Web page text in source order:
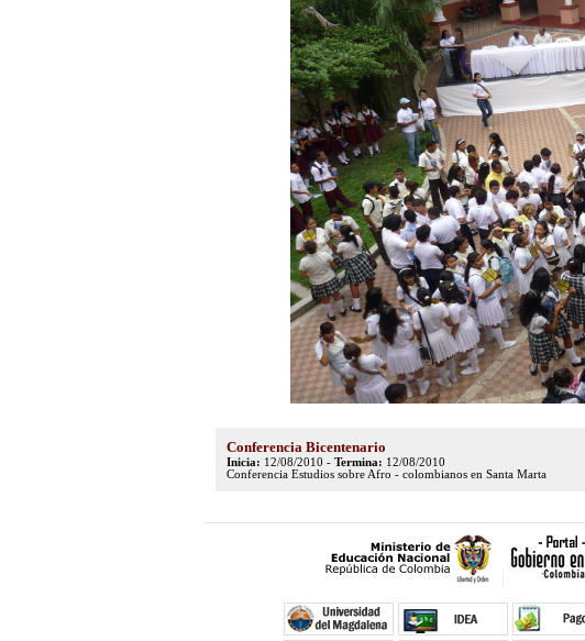
Conferencia Bicentenario
Inicia: 12/08/2010 - Termina: 12/08/2010
Conferencia Estudios sobre Afro - colombianos en Santa Marta